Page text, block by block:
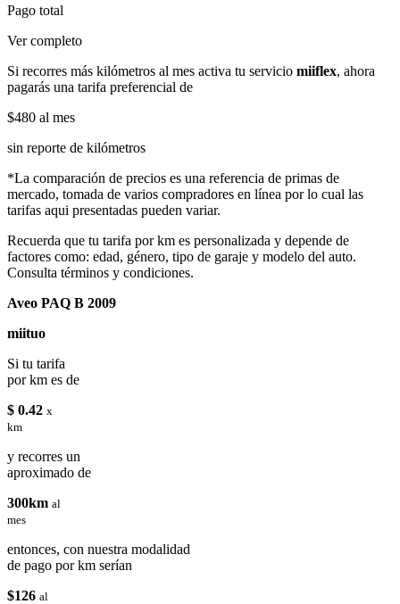
Pago total
Ver completo
Si recorres más kilómetros al mes activa tu servicio miiflex, ahora
pagarás una tarifa preferencial de
$480 al mes
sin reporte de kilómetros
*La comparación de precios es una referencia de primas de
mercado, tomada de varios compradores en línea por lo cual las
tarifas aqui presentadas pueden variar.
Recuerda que tu tarifa por km es personalizada y depende de
factores como: edad, género, tipo de garaje y modelo del auto.
Consulta términos y condiciones.
Aveo PAQ B 2009
miituo
Si tu tarifa
por km es de
$ 0.42 x
km
y recorres un
aproximado de
300km al
mes
entonces, con nuestra modalidad
de pago por km serían
$126 al